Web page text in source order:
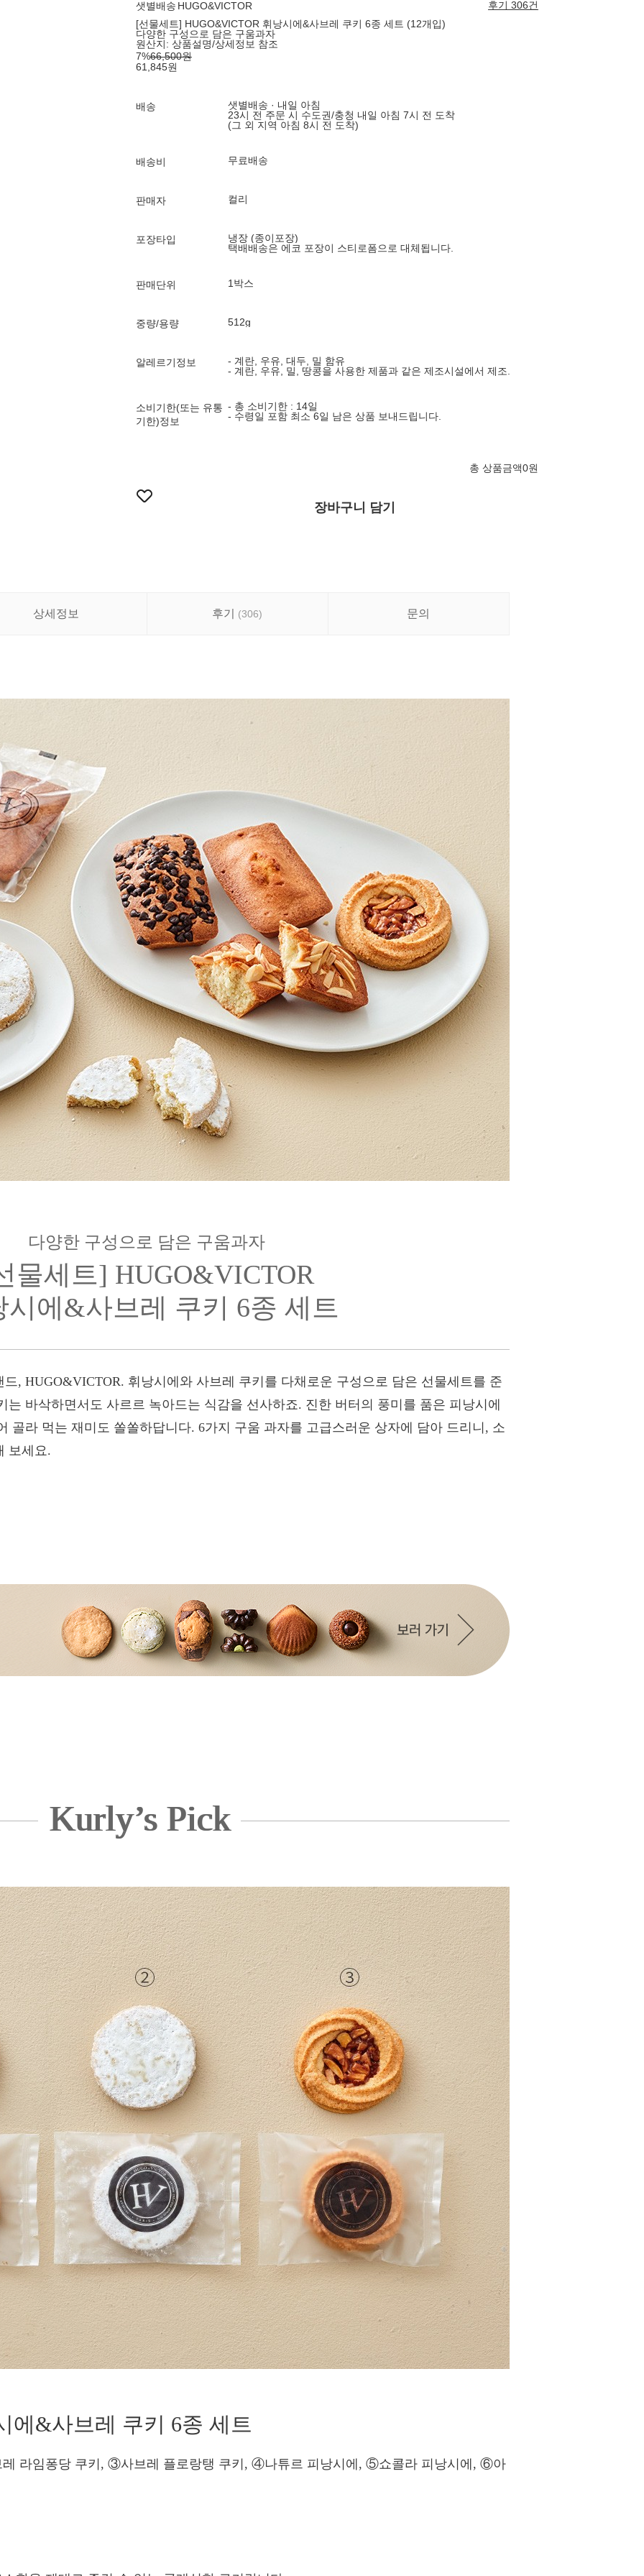
샛별배송 HUGO&VICTOR
후기 306건
[선물세트] HUGO&VICTOR 휘낭시에&사브레 쿠키 6종 세트 (12개입)
다양한 구성으로 담은 구움과자
원산지: 상품설명/상세정보 참조
7%66,500원
61,845원
배송
샛별배송 · 내일 아침
23시 전 주문 시 수도권/충청 내일 아침 7시 전 도착
(그 외 지역 아침 8시 전 도착)
배송비 무료배송
판매자 컬리
포장타입
냉장 (종이포장)
택배배송은 에코 포장이 스티로폼으로 대체됩니다.
판매단위 1박스
중량/용량 512g
알레르기정보
- 계란, 우유, 대두, 밀 함유
- 계란, 우유, 밀, 땅콩을 사용한 제품과 같은 제조시설에서 제조.
소비기한(또는 유통
기한)정보
- 총 소비기한 : 14일
- 수령일 포함 최소 6일 남은 상품 보내드립니다.
총 상품금액0원
장바구니 담기
상세정보 후기 (306) 문의
다양한 구성으로 담은 구움과자
물세트] HUGO&VICTOR
시에&사브레 쿠키 6종 세트
, HUGO&VICTOR. 휘낭시에와 사브레 쿠키를 다채로운 구성으로 담은 선물세트를 준
바삭하면서도 사르르 녹아드는 식감을 선사하죠. 진한 버터의 풍미를 품은 피낭시에
골라 먹는 재미도 쏠쏠하답니다. 6가지 구움 과자를 고급스러운 상자에 담아 드리니, 소
보세요.
Kurly’s Pick
에&사브레 쿠키 6종 세트
라임퐁당 쿠키, ③사브레 플로랑탱 쿠키, ④나튜르 피낭시에, ⑤쇼콜라 피낭시에, ⑥아